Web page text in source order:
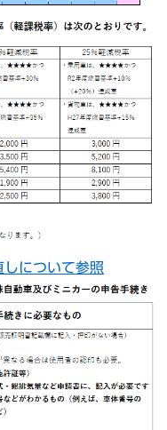
について参照